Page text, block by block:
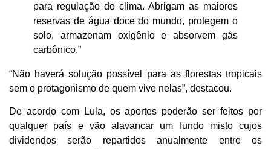
para regulação do clima. Abrigam as maiores
reservas de água doce do mundo, protegem o
solo, armazenam oxigênio e absorvem gás
carbônico.”
“Não haverá solução possível para as florestas tropicais
sem o protagonismo de quem vive nelas”, destacou.
De acordo com Lula, os aportes poderão ser feitos por
qualquer país e vão alavancar um fundo misto cujos
dividendos serão repartidos anualmente entre os